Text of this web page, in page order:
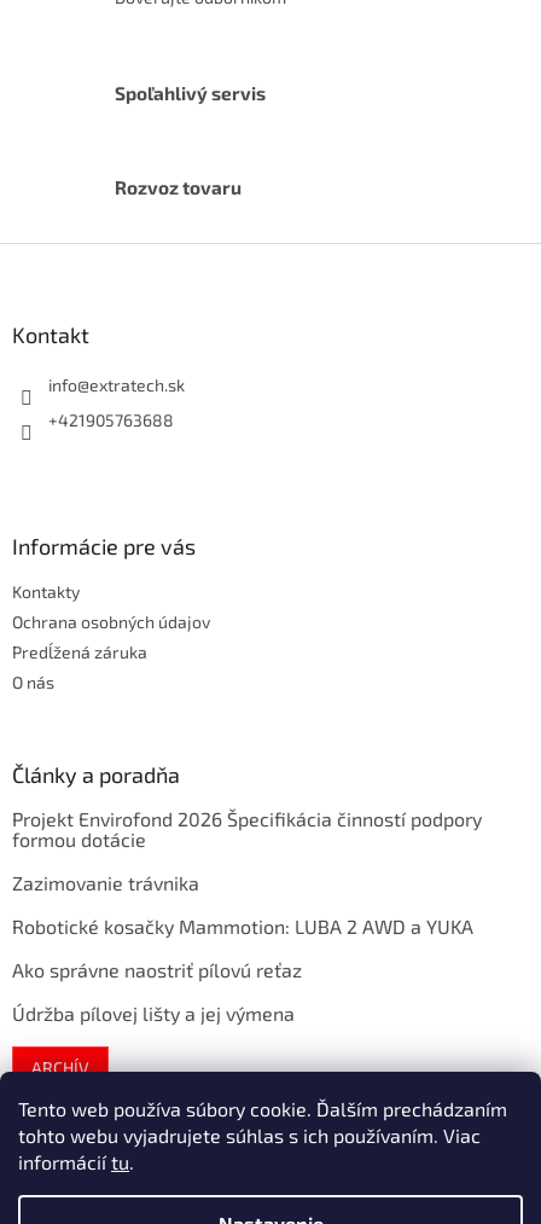
Tento web používa súbory cookie. Ďalším prechádzaním
tohto webu vyjadrujete súhlas s ich používaním. Viac
informáciítu.
Spoľahlivý servis
Rozvoz tovaru
Kontakt
info@extratech.sk
+421905763688
Informácie pre vás
Kontakty
Ochrana osobných údajov
Predĺžená záruka
O nás
Články a poradňa
Projekt Envirofond 2026 Špecifikácia činností podpory
formou dotácie
Zazimovanie trávnika
Robotické kosačky Mammotion: LUBA 2 AWD a YUKA
Ako správne naostriť pílovú reťaz
Údržba pílovej lišty a jej výmena
ARCHÍV